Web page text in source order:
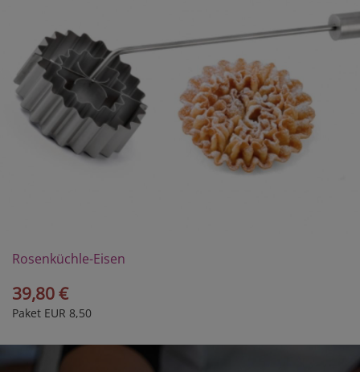
Rosenküchle-Eisen
39,80 €
Paket EUR 8,50